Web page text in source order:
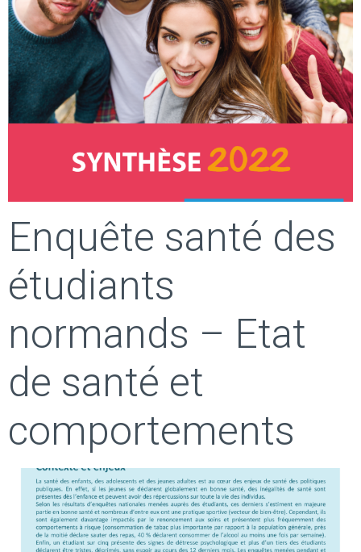
Enquête santé des
étudiants
normands – Etat
de santé et
comportements